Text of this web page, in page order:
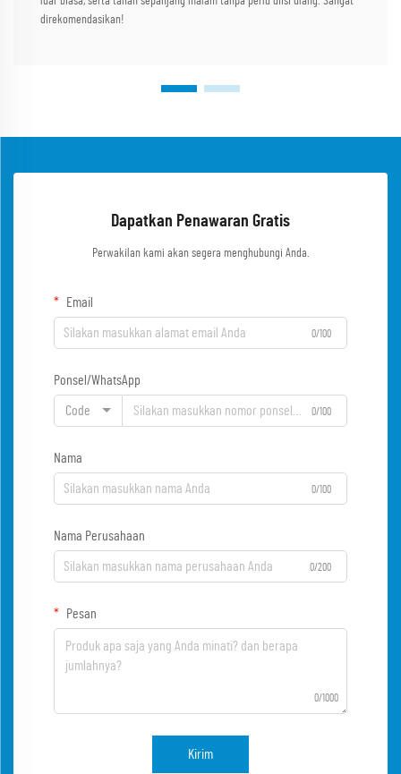
direkomendasikan!
Dapatkan Penawaran Gratis
Perwakilan kami akan segera menghubungi Anda.
Email
0/100
Ponsel/WhatsApp
Code 0/100
Nama
0/100
Nama Perusahaan
0/200
Pesan
0/1000
Kirim